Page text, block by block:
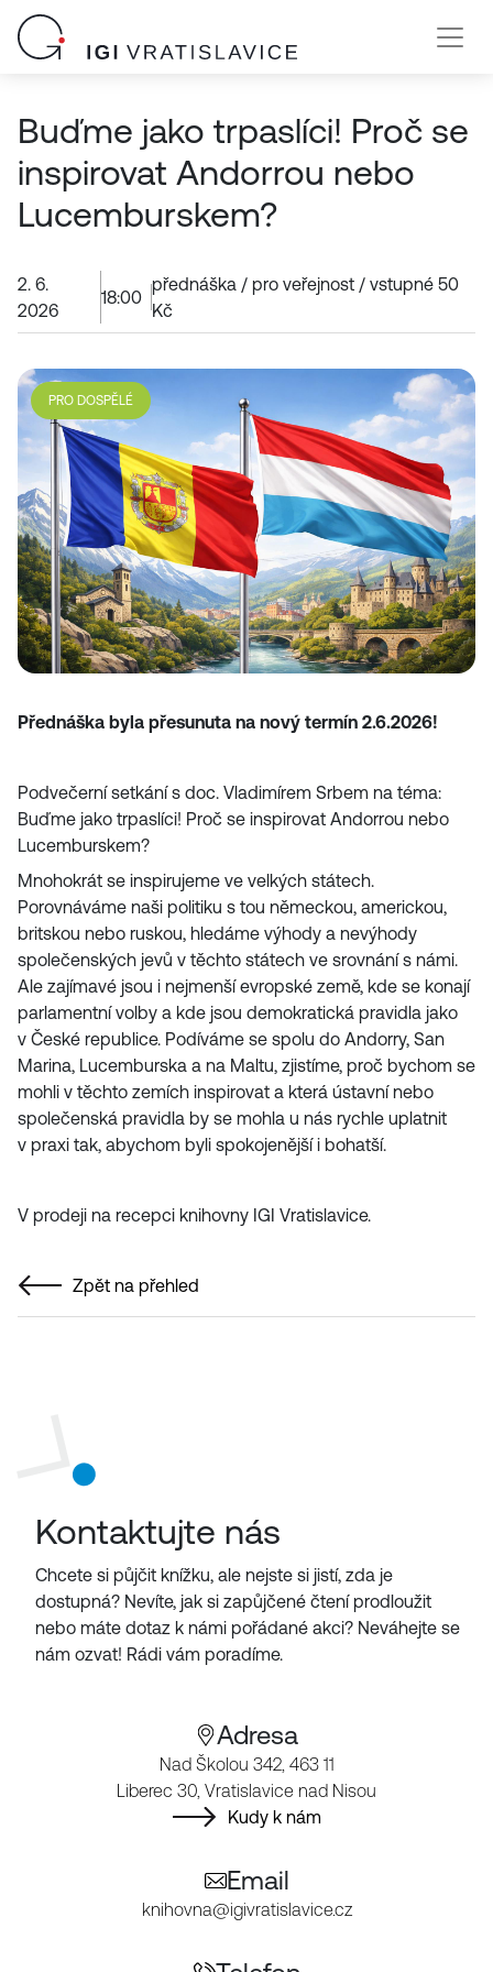
Buďme jako trpaslíci! Proč se
inspirovat Andorrou nebo
Lucemburskem?
2. 6.
2026
18:00
přednáška / pro veřejnost / vstupné 50
Kč
PRO DOSPĚLÉ
Přednáška byla přesunuta na nový termín 2.6.2026!
Podvečerní setkání s doc. Vladimírem Srbem na téma:
Buďme jako trpaslíci! Proč se inspirovat Andorrou nebo
Lucemburskem?
Mnohokrát se inspirujeme ve velkých státech.
Porovnáváme naši politiku s tou německou, americkou,
britskou nebo ruskou, hledáme výhody a nevýhody
společenských jevů v těchto státech ve srovnání s námi.
Ale zajímavé jsou i nejmenší evropské země, kde se konají
parlamentní volby a kde jsou demokratická pravidla jako
v České republice. Podíváme se spolu do Andorry, San
Marina, Lucemburska a na Maltu, zjistíme, proč bychom se
mohli v těchto zemích inspirovat a která ústavní nebo
společenská pravidla by se mohla u nás rychle uplatnit
v praxi tak, abychom byli spokojenější i bohatší.
V prodeji na recepci knihovny IGI Vratislavice.
Zpět na přehled
Kontaktujte nás
Chcete si půjčit knížku, ale nejste si jistí, zda je
dostupná? Nevíte, jak si zapůjčené čtení prodloužit
nebo máte dotaz k námi pořádané akci? Neváhejte se
nám ozvat! Rádi vám poradíme.
Adresa
Nad Školou 342, 463 11
Liberec 30, Vratislavice nad Nisou
Kudy k nám
Email
knihovna@igivratislavice.cz